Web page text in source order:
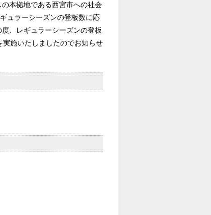
本拠地である西宮市への社会
ュラーシーズンの登板数に応
、レギュラーシーズンの登板
施いたしましたのでお知らせ